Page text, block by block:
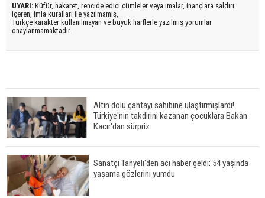
UYARI: Küfür, hakaret, rencide edici cümleler veya imalar, inançlara saldırı
içeren, imla kuralları ile yazılmamış,
Türkçe karakter kullanılmayan ve büyük harflerle yazılmış yorumlar
onaylanmamaktadır.
Altın dolu çantayı sahibine ulaştırmışlardı!
Türkiye'nin takdirini kazanan çocuklara Bakan
Kacır'dan sürpriz
Sanatçı Tanyeli'den acı haber geldi: 54 yaşında
yaşama gözlerini yumdu